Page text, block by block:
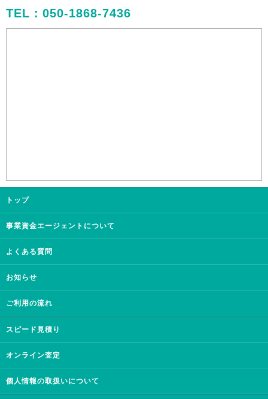
TEL：050-1868-7436
トップ
事業資金エージェントについて
よくある質問
お知らせ
ご利用の流れ
スピード見積り
オンライン査定
個人情報の取扱いについて